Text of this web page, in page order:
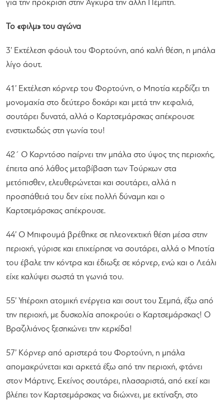
για την πρόκριση στην Άγκυρα την άλλη Πέμπτη.
Το «φιλμ» του αγώνα
3’ Εκτέλεση φάουλ του Φορτούνη, από καλή θέση, η μπάλα
λίγο άουτ.
41’ Εκτέλεση κόρνερ του Φορτούνη, ο Μποτία κερδίζει τη
μονομαχία στο δεύτερο δοκάρι και μετά την κεφαλιά,
σουτάρει δυνατά, αλλά ο Καρτσεμάρσκας απέκρουσε
ενστικτωδώς στη γωνία του!
42΄ Ο Καρντόσο παίρνει την μπάλα στο ύψος της περιοχής,
έπειτα από λάθος μεταβίβαση των Τούρκων στα
μετόπισθεν, ελευθερώνεται και σουτάρει, αλλά η
προσπάθειά του δεν είχε πολλή δύναμη και ο
Καρτσεμάρσκας απέκρουσε.
44’ Ο Μπιφουμά βρέθηκε σε πλεονεκτική θέση μέσα στην
περιοχή, γύρισε και επιχείρησε να σουτάρει, αλλά ο Μποτία
του έβαλε την κόντρα και έδιωξε σε κόρνερ, ενώ και ο Λεάλι
είχε καλύψει σωστά τη γωνιά του.
55’ Υπέροχη ατομική ενέργεια και σουτ του Σεμπά, έξω από
την περιοχή, με δυσκολία αποκρούει ο Καρτσεμάρσκας! Ο
Βραζιλιάνος ξεσηκώνει την κερκίδα!
57’ Κόρνερ από αριστερά του Φορτούνη, η μπάλα
απομακρύνεται και αρκετά έξω από την περιοχή, φτάνει
στον Μάρτινς. Εκείνος σουτάρει, πλασαριστά, από εκεί και
βλέπει τον Καρτσεμάρσκας να διώχνει, με εκτίναξη, στο